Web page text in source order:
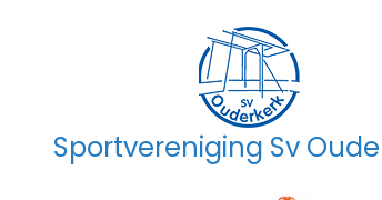
Sportvereniging Sv